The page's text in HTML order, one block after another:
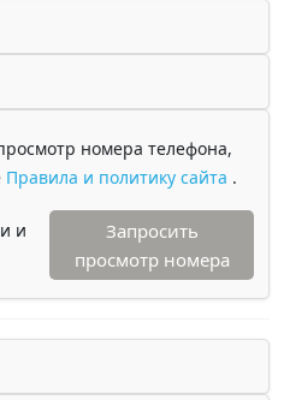
номера телефона,
Правила и политику сайта .
и
Запросить
просмотр номера